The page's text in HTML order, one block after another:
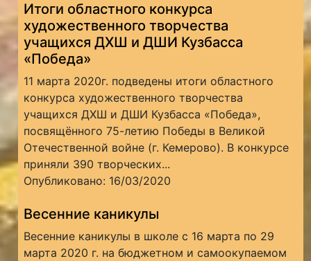
Итоги областного конкурса
художественного творчества
учащихся ДХШ и ДШИ Кузбасса
«Победа»
11 марта 2020г. подведены итоги областного
конкурса художественного творчества
учащихся ДХШ и ДШИ Кузбасса «Победа»,
посвящённого 75-летию Победы в Великой
Отечественной войне (г. Кемерово). В конкурсе
приняли 390 творческих...
Опубликовано: 16/03/2020
Весенние каникулы
Весенние каникулы в школе с 16 марта по 29
марта 2020 г. на бюджетном и самоокупаемом